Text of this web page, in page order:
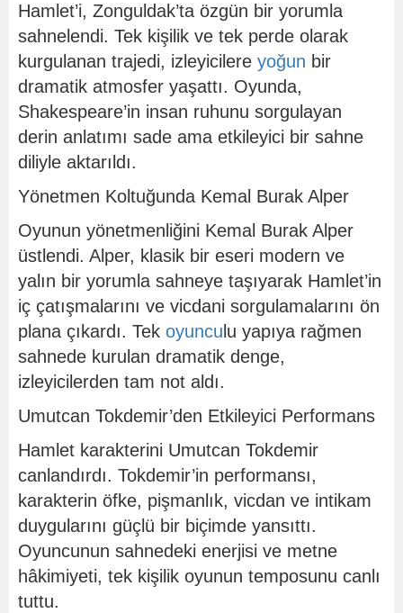
Hamlet’i, Zonguldak’ta özgün bir yorumla
sahnelendi. Tek kişilik ve tek perde olarak
kurgulanan trajedi, izleyicilere yoğun bir
dramatik atmosfer yaşattı. Oyunda,
Shakespeare’in insan ruhunu sorgulayan
derin anlatımı sade ama etkileyici bir sahne
diliyle aktarıldı.
Yönetmen Koltuğunda Kemal Burak Alper
Oyunun yönetmenliğini Kemal Burak Alper
üstlendi. Alper, klasik bir eseri modern ve
yalın bir yorumla sahneye taşıyarak Hamlet’in
iç çatışmalarını ve vicdani sorgulamalarını ön
plana çıkardı. Tek oyuncu lu yapıya rağmen
sahnede kurulan dramatik denge,
izleyicilerden tam not aldı.
Umutcan Tokdemir’den Etkileyici Performans
Hamlet karakterini Umutcan Tokdemir
canlandırdı. Tokdemir’in performansı,
karakterin öfke, pişmanlık, vicdan ve intikam
duygularını güçlü bir biçimde yansıttı.
Oyuncunun sahnedeki enerjisi ve metne
hâkimiyeti, tek kişilik oyunun temposunu canlı
tuttu.